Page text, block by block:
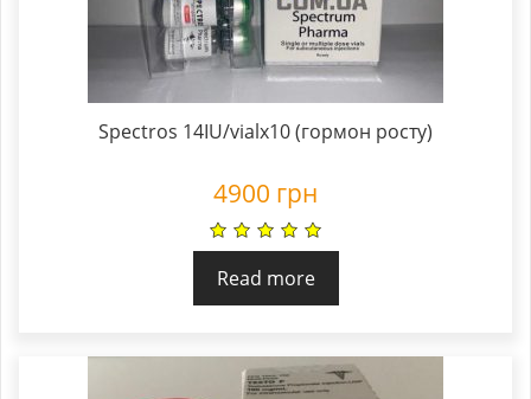
Spectros 14IU/vialx10 (гормон росту)
4900 грн
Read more